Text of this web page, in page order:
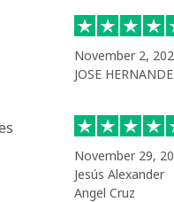
November 2,
JOSE
November 29,
Jesús Alexander
Angel Cruz